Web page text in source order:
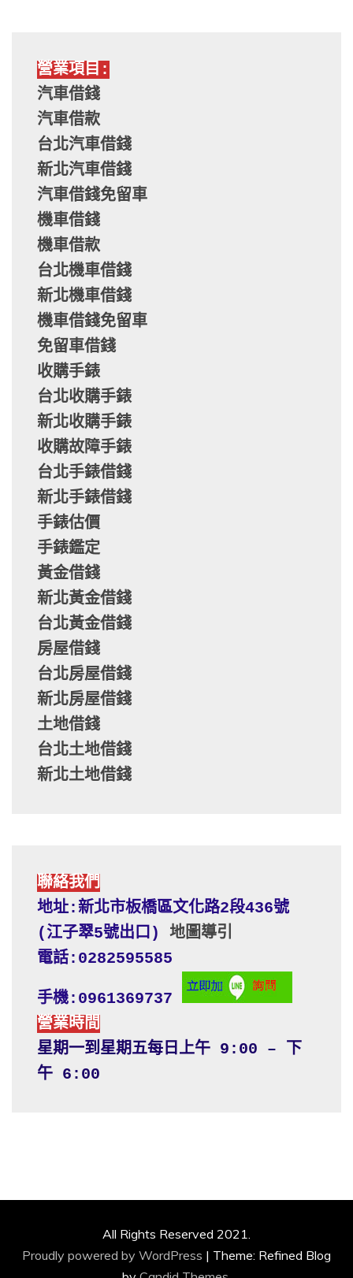
營業項目:
汽車借錢
汽車借款
台北汽車借錢
新北汽車借錢
汽車借錢免留車
機車借錢
機車借款
台北機車借錢
新北機車借錢
機車借錢免留車
免留車借錢
收購手錶
台北收購手錶
新北收購手錶
收購故障手錶
台北手錶借錢
新北手錶借錢
手錶估價
手錶鑑定
黃金借錢
新北黃金借錢
台北黃金借錢
房屋借錢
台北房屋借錢
新北房屋借錢
土地借錢
台北土地借錢
新北土地借錢
聯絡我們
地址:新北市板橋區文化路2段436號
(江子翠5號出口) 地圖導引
電話:0282595585
手機:0961369737
營業時間
星期一到星期五每日上午 9:00 – 下
午 6:00
All Rights Reserved 2021.
Proudly powered by WordPress | Theme: Refined Blog